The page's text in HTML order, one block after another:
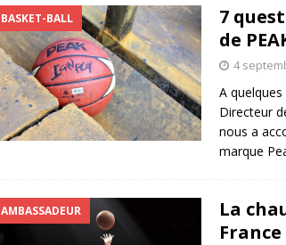
BASKET-BALL
7
de
4
A
Directeur
nous a
marque
AMBASSADEUR
La
France